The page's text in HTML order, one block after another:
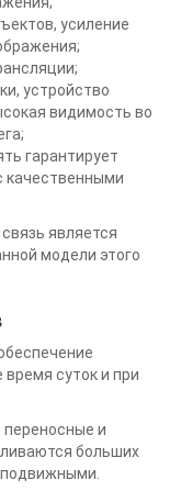
усиление
устройство
видимость во
гарантирует
качественными
является
модели этого
суток и при
и
больших